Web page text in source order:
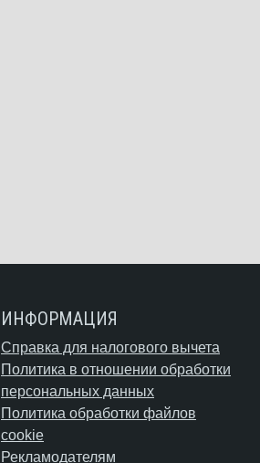
ИНФОРМАЦИЯ
Справка для налогового вычета
Политика в отношении обработки
персональных данных
Политика обработки файлов
cookie
Рекламодателям